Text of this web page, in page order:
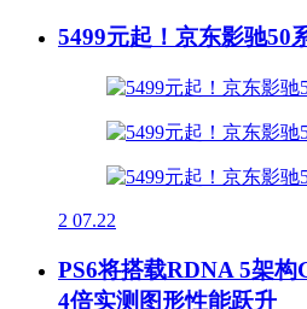
5499元起！京东影驰50
2 07.22
PS6将搭载RDNA 5架
4倍实测图形性能跃升